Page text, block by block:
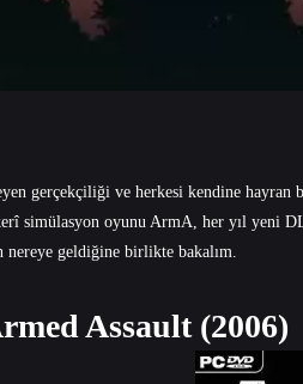
gerçekçiliği ve herkesi kendine hayran
simülasyon oyunu ArmA, her yıl yeni
nereye geldiğine birlikte bakalım.
Assault (2006)